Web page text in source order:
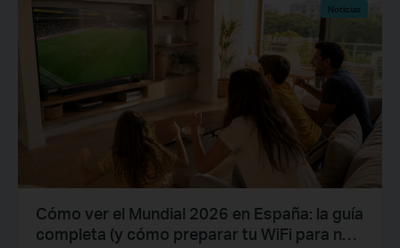
Noticias
Cómo ver el Mundial 2026 en España: la guía
completa (y cómo preparar tu WiFi para no